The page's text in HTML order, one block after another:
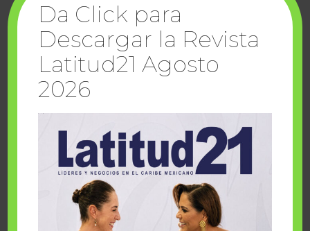
Cuando la solidaridad inspira; cumplen
sueños Fairmont Mayakoba y Make-A-Wish
Da Click para
Descargar la Revista
Latitud21 Agosto
2026